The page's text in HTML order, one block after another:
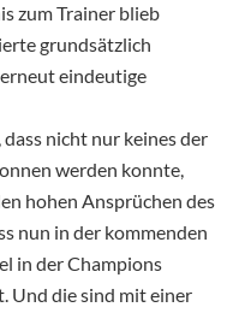
zum Trainer blieb
grundsätzlich
eindeutige
dass nicht nur keines der
werden konnte,
hohen Ansprüchen des
nun in der kommenden
in der Champions
Und die sind mit einer